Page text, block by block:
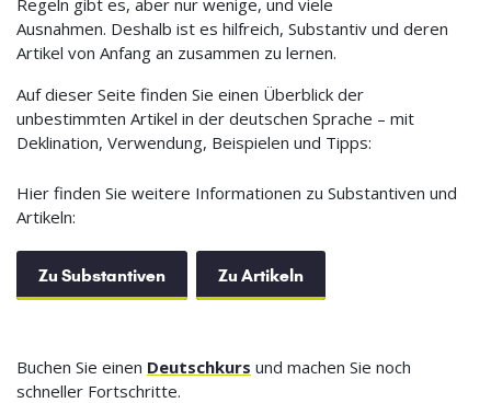
Ausnahmen. Deshalb ist es hilfreich, Substantiv und deren
Artikel von Anfang an zusammen zu lernen.
Auf dieser Seite finden Sie einen Überblick der
unbestimmten Artikel in der deutschen Sprache – mit
Deklination, Verwendung, Beispielen und Tipps:
Hier finden Sie weitere Informationen zu Substantiven und
Artikeln:
Zu Substantiven Zu Artikeln
Buchen Sie einen Deutschkurs und machen Sie noch
schneller Fortschritte.